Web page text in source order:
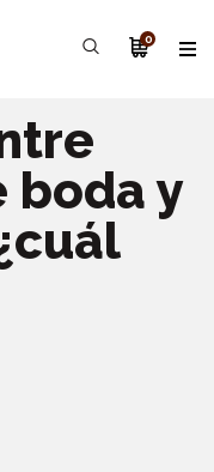
0
y